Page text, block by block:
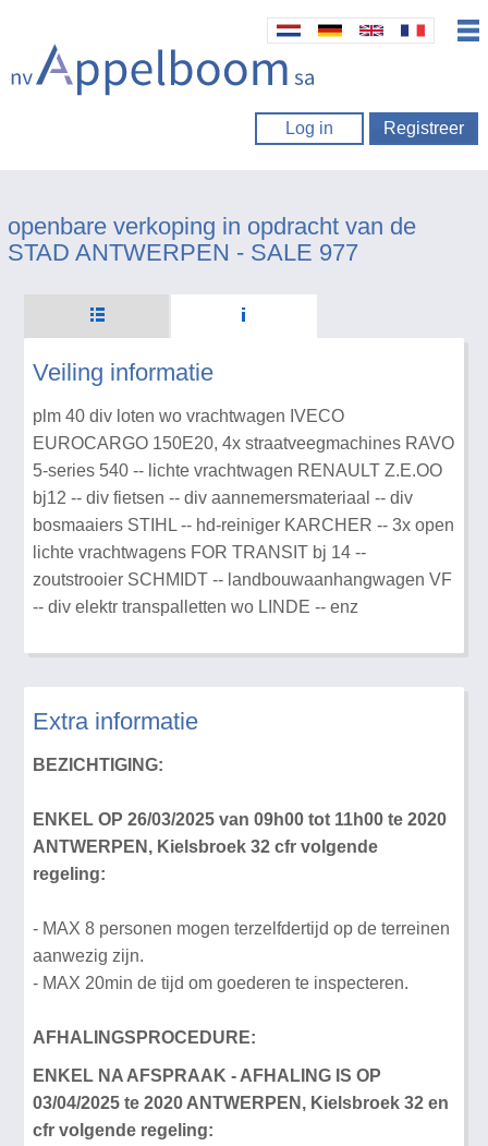
Log in Registreer
openbare verkoping in opdracht van de
STAD ANTWERPEN - SALE 977
Veiling informatie
plm 40 div loten wo vrachtwagen IVECO
EUROCARGO 150E20, 4x straatveegmachines RAVO
5-series 540 -- lichte vrachtwagen RENAULT Z.E.OO
bj12 -- div fietsen -- div aannemersmateriaal -- div
bosmaaiers STIHL -- hd-reiniger KARCHER -- 3x open
lichte vrachtwagens FOR TRANSIT bj 14 --
zoutstrooier SCHMIDT -- landbouwaanhangwagen VF
-- div elektr transpalletten wo LINDE -- enz
Extra informatie
BEZICHTIGING:
ENKEL OP 26/03/2025 van 09h00 tot 11h00 te 2020
ANTWERPEN, Kielsbroek 32 cfr volgende
regeling:
- MAX 8 personen mogen terzelfdertijd op de terreinen
aanwezig zijn.
- MAX 20min de tijd om goederen te inspecteren.
AFHALINGSPROCEDURE:
ENKEL NA AFSPRAAK - AFHALING IS OP
03/04/2025 te 2020 ANTWERPEN, Kielsbroek 32 en
cfr volgende regeling: